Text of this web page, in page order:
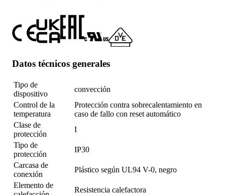
Datos técnicos generales
Tipo de
dispositivo
convección
Control de la
temperatura
Protección contra sobrecalentamiento en
caso de fallo con reset automático
Clase de
protección
I
Tipo de
protección
IP30
Carcasa de
conexión
Plástico según UL94 V-0, negro
Elemento de
Resistencia calefactora